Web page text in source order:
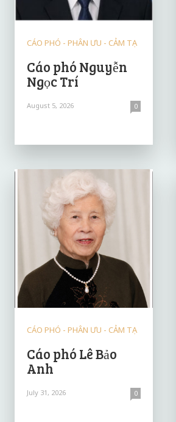
CÁO PHÓ - PHÂN ƯU - CẢM TẠ
Cáo phó Nguyễn
Ngọc Trí
August 5, 2026 0
CÁO PHÓ - PHÂN ƯU - CẢM TẠ
Cáo phó Lê Bảo
Anh
July 31, 2026 0